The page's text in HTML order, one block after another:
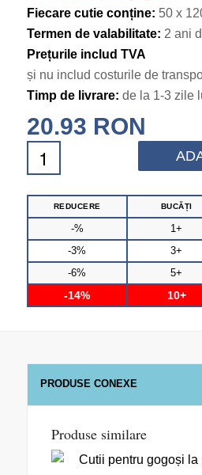
Fiecare cutie conține: 50 х
Termen de valabilitate: 2 ani
Prețurile includ TVA
și nu includ costurile de
Timp de livrare: de la 1-3 zile
20.93 RON
REDUCERE BUCĂȚI
-% 1+
-3%
3+
-6%
5+
-14% 10+
PRODUSE CONEXE
Produse similare